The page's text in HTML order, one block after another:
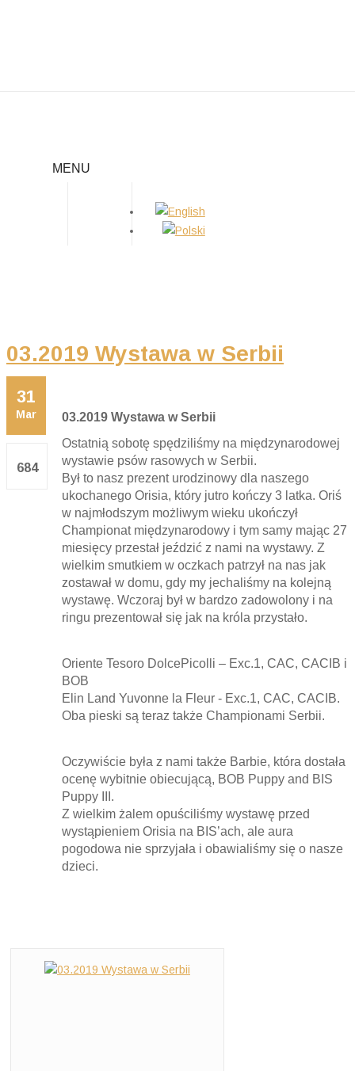
MENU
Nowości
/
03.2019 Wystawa w Serbii
03.2019 Wystawa w Serbii
31
Mar
684
03.2019 Wystawa w Serbii
Ostatnią sobotę spędziliśmy na międzynarodowej
wystawie psów rasowych w Serbii.
Był to nasz prezent urodzinowy dla naszego
ukochanego Orisia, który jutro kończy 3 latka. Oriś
w najmłodszym możliwym wieku ukończył
Championat międzynarodowy i tym samy mając 27
miesięcy przestał jeździć z nami na wystawy. Z
wielkim smutkiem w oczkach patrzył na nas jak
zostawał w domu, gdy my jechaliśmy na kolejną
wystawę. Wczoraj był w bardzo zadowolony i na
ringu prezentował się jak na króla przystało.
Oriente Tesoro DolcePicolli – Exc.1, CAC, CACIB i
BOB
Elin Land Yuvonne la Fleur - Exc.1, CAC, CACIB.
Oba pieski są teraz także Championami Serbii.
Oczywiście była z nami także Barbie, która dostała
ocenę wybitnie obiecującą, BOB Puppy and BIS
Puppy III.
Z wielkim żalem opuściliśmy wystawę przed
wystąpieniem Orisia na BIS’ach, ale aura
pogodowa nie sprzyjała i obawialiśmy się o nasze
dzieci.